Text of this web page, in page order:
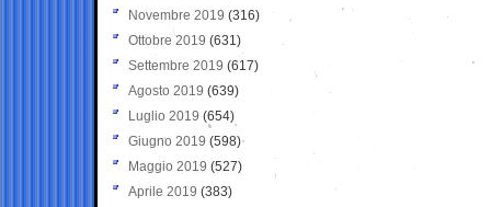
Novembre 2019 (316)
Ottobre 2019 (631)
Settembre 2019 (617)
Agosto 2019 (639)
Luglio 2019 (654)
Giugno 2019 (598)
Maggio 2019 (527)
Aprile 2019 (383)